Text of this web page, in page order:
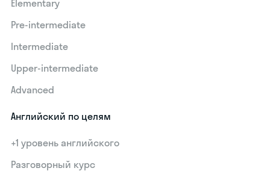
Elementary
Pre-intermediate
Intermediate
Upper-intermediate
Advanced
Английский по целям
+1 уровень английского
Разговорный курс